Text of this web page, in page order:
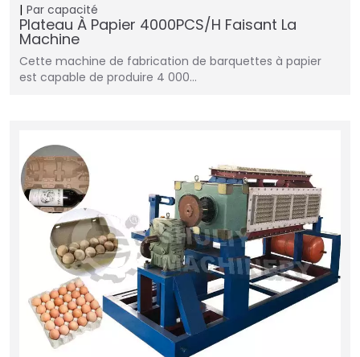
Par capacité
Plateau À Papier 4000PCS/H Faisant La
Machine
Cette machine de fabrication de barquettes à papier
est capable de produire 4 000…